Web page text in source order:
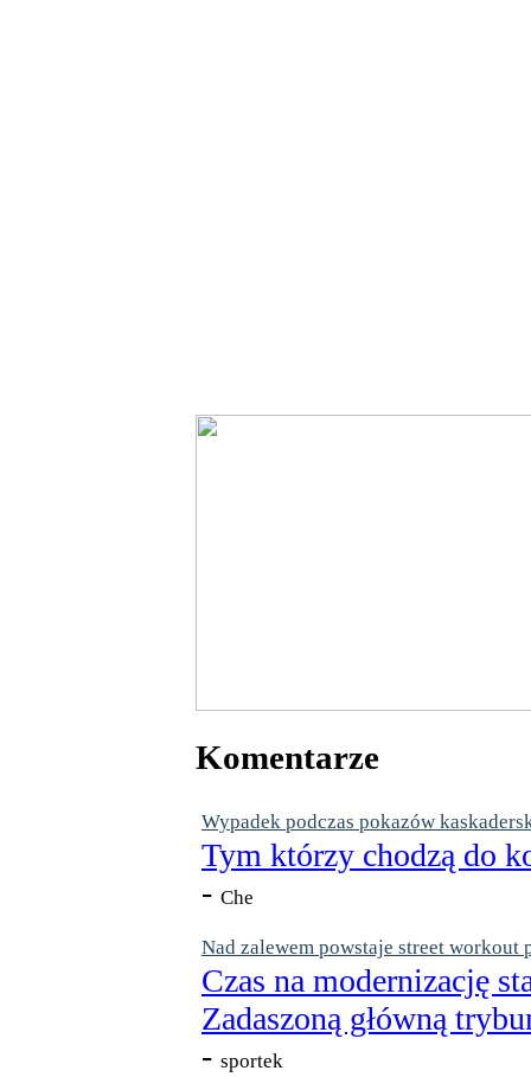
Komentarze
Wypadek podczas pokazów
Tym którzy chodzą do
- Che
Nad zalewem powstaje street workout
Czas na modernizację
Zadaszoną główną
- sportek